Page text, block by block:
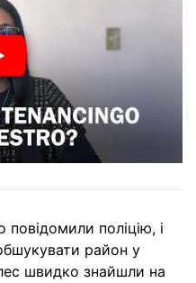
поліцію, і
район у
швидко знайшли на